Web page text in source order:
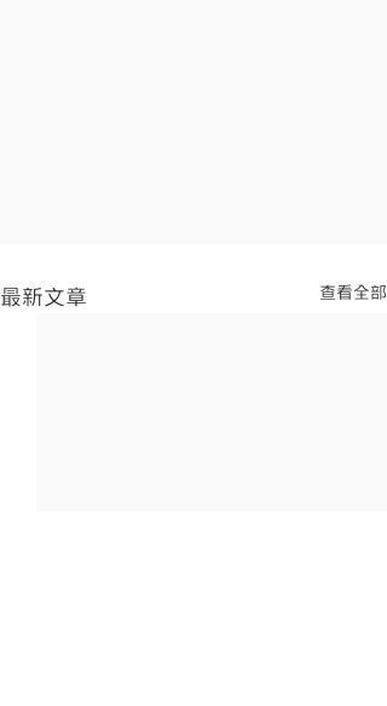
最新文章 查看全部